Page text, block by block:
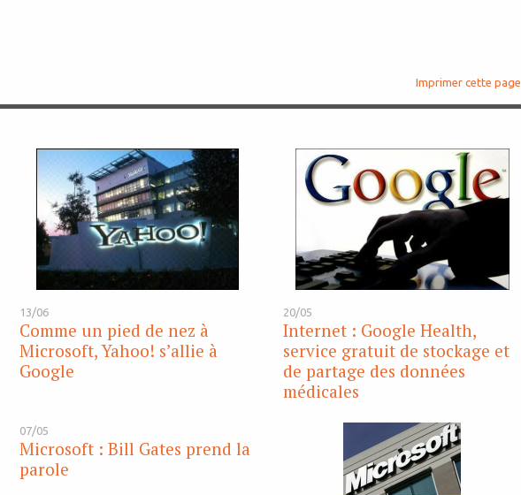
Imprimer cette page
13/06
Comme un pied de nez à
Microsoft, Yahoo! s’allie à
Google
20/05
Internet : Google Health,
service gratuit de stockage et
de partage des données
médicales
07/05
Microsoft : Bill Gates prend la
parole